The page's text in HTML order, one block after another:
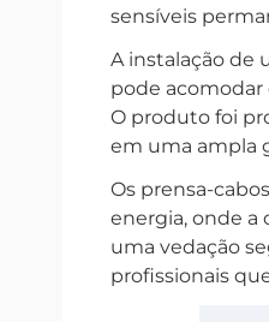
sensíveis
A instalação de
pode acomodar
O produto foi
em uma ampla
Os prensa-
energia, onde a
uma vedação
profissionais